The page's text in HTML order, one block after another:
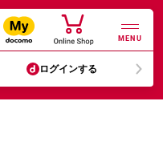
MENU
ログインする